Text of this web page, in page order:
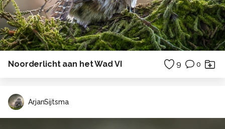
Noorderlicht aan het Wad VI 9 0
ArjanSijtsma